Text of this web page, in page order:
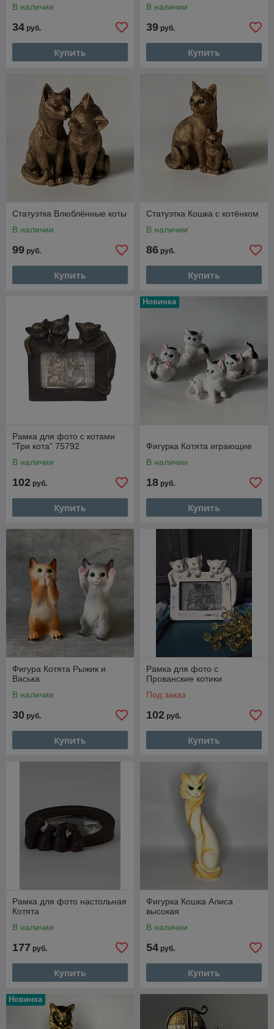
В наличии
34 руб.
Купить
В наличии
39 руб.
Купить
Статуэтка Влюблённые коты
В наличии
99 руб.
Купить
Статуэтка Кошка с котёнком
В наличии
86 руб.
Купить
Рамка для фото с котами
"Три кота" 75792
В наличии
102 руб.
Купить
Новинка
Фигурка Котята играющие
В наличии
18 руб.
Купить
Фигура Котята Рыжик и
Васька
В наличии
30 руб.
Купить
Рамка для фото с
Прованские котики
Под заказ
102 руб.
Купить
Рамка для фото настольная
Котята
В наличии
177 руб.
Купить
Фигурка Кошка Алиса
высокая
В наличии
54 руб.
Купить
Новинка